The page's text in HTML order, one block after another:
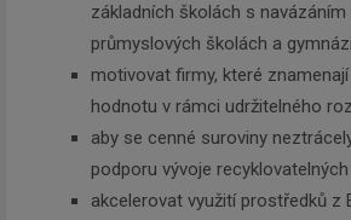
základních školách s
průmyslových školách a
motivovat firmy, které
hodnotu v rámci udržitelného
aby se cenné suroviny
podporu vývoje
akcelerovat využití prostředků z